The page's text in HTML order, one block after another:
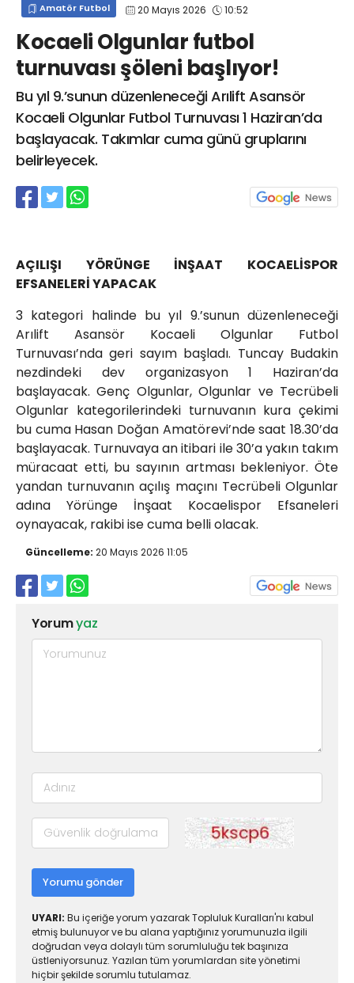
Amatör Futbol 20 Mayıs 2026 10:52
Kocaeli Olgunlar futbol
turnuvası şöleni başlıyor!
Bu yıl 9.’sunun düzenleneceği Arılift Asansör
Kocaeli Olgunlar Futbol Turnuvası 1 Haziran’da
başlayacak. Takımlar cuma günü gruplarını
belirleyecek.
AÇILIŞI YÖRÜNGE İNŞAAT KOCAELİSPOR
EFSANELERİ YAPACAK
3 kategori halinde bu yıl 9.’sunun düzenleneceği
Arılift Asansör Kocaeli Olgunlar Futbol
Turnuvası’nda geri sayım başladı. Tuncay Budakin
nezdindeki dev organizasyon 1 Haziran’da
başlayacak. Genç Olgunlar, Olgunlar ve Tecrübeli
Olgunlar kategorilerindeki turnuvanın kura çekimi
bu cuma Hasan Doğan Amatörevi’nde saat 18.30’da
başlayacak. Turnuvaya an itibari ile 30’a yakın takım
müracaat etti, bu sayının artması bekleniyor. Öte
yandan turnuvanın açılış maçını Tecrübeli Olgunlar
adına Yörünge İnşaat Kocaelispor Efsaneleri
oynayacak, rakibi ise cuma belli olacak.
Güncelleme: 20 Mayıs 2026 11:05
Yorumyaz
Yorumu gönder
UYARI: Bu içeriğe yorum yazarak Topluluk Kuralları'nı kabul
etmiş bulunuyor ve bu alana yaptığınız yorumunuzla ilgili
doğrudan veya dolaylı tüm sorumluluğu tek başınıza
üstleniyorsunuz. Yazılan tüm yorumlardan site yönetimi
hiçbir şekilde sorumlu tutulamaz.
info@spor41.com